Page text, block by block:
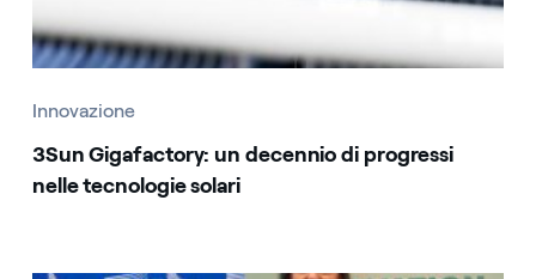
Innovazione
3Sun Gigafactory: un decennio di progressi
nelle tecnologie solari